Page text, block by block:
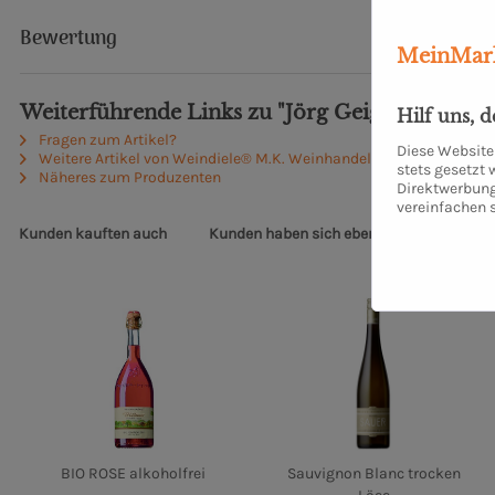
Bewertung
Weiterführende Links zu "Jörg Geiger
Fragen zum Artikel?
Weitere Artikel von Weindiele® M.K. Weinhandel UG
Näheres zum Produzenten
Kunden kauften auch Kunden haben sich ebenfalls angesehen
BIO ROSE alkoholfrei
Sauvignon Blanc trocken
Hilf uns,
Diese
stets gesetzt
vereinfachen